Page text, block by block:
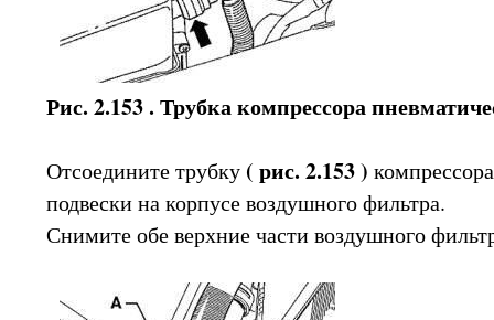
Рис. 2.153 . Трубка компрессора
Отсоедините трубку ( рис. 2.153 )
подвески на корпусе воздушного фильтра.
Снимите обе верхние части воздушного